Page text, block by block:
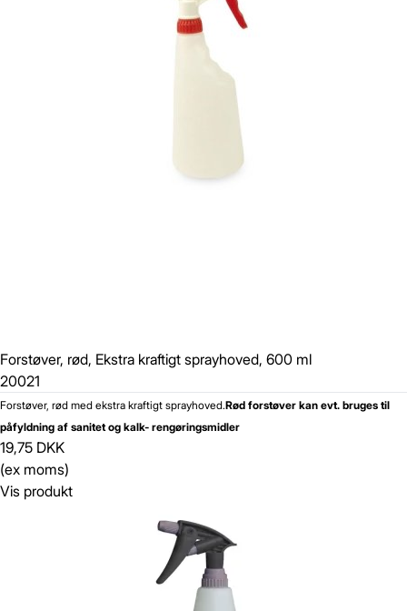
Forstøver, rød, Ekstra kraftigt sprayhoved, 600 ml
20021
Forstøver, rød med ekstra kraftigt sprayhoved.Rød forstøver kan evt. bruges til
påfyldning af sanitet og kalk- rengøringsmidler
19,75 DKK
(ex moms)
Vis produkt